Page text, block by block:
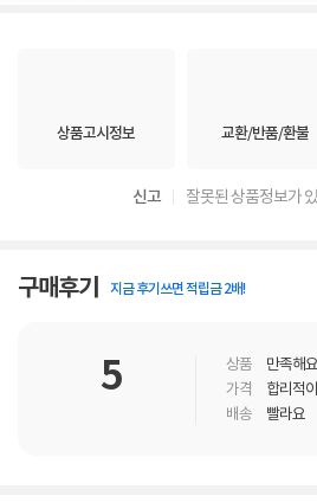
상품고시정보 교환/반품/환불
신고 잘못된 상품정보가
구매후기 지금 후기쓰면 적립금 2배!
5 상품 만족해요
가격
합리적
배송
빨라요